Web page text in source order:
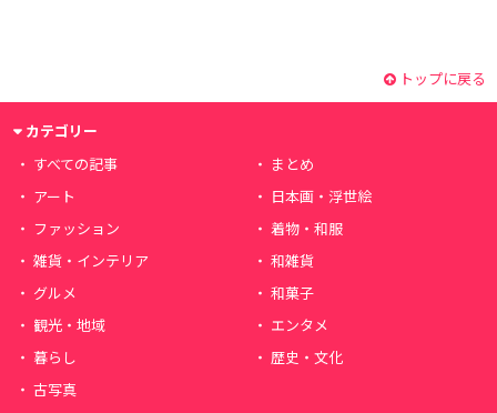
トップに戻る
カテゴリー
すべての記事
まとめ
アート
日本画・浮世絵
ファッション
着物・和服
雑貨・インテリア
和雑貨
グルメ
和菓子
観光・地域
エンタメ
暮らし
歴史・文化
古写真